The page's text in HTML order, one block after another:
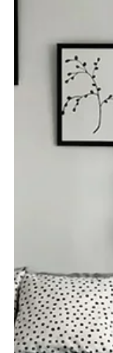
júl. 23. 5 perc olvasás